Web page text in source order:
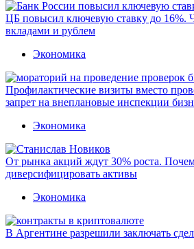
ЦБ повысил ключевую ставку до 16%.
вкладами и рублем
Экономика
Профилактические визиты вместо
запрет на внеплановые инспекции
Экономика
От рынка акций ждут 30% роста.
диверсифицировать активы
Экономика
В Аргентине разрешили заключать